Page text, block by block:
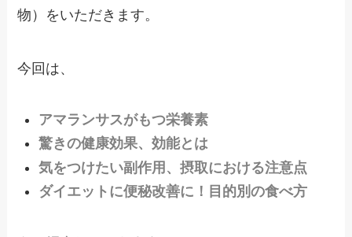
物）をいただきます。
今回は、
アマランサスがもつ栄養素
驚きの健康効果、効能とは
気をつけたい副作用、摂取における注意点
ダイエットに便秘改善に！目的別の食べ方